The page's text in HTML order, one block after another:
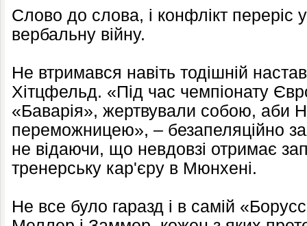
Слово до слова, і конфлікт переріс
вербальну війну.
Не втримався навіть тодішній
Хітцфельд. «Під час чемпіонату
«Баварія», жертвували собою, аби
переможницею», – безапеляційно
не відаючи, що невдовзі отримає
тренерську кар'єру в Мюнхені.
Не все було гаразд і в самій